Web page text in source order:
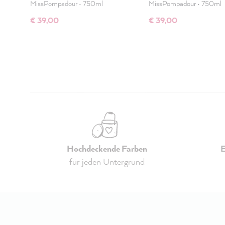
MissPompadour• 750ml
€ 39,00
MissPompadour• 750ml
€ 39,00
Hochdeckende Farben
für jeden Untergrund